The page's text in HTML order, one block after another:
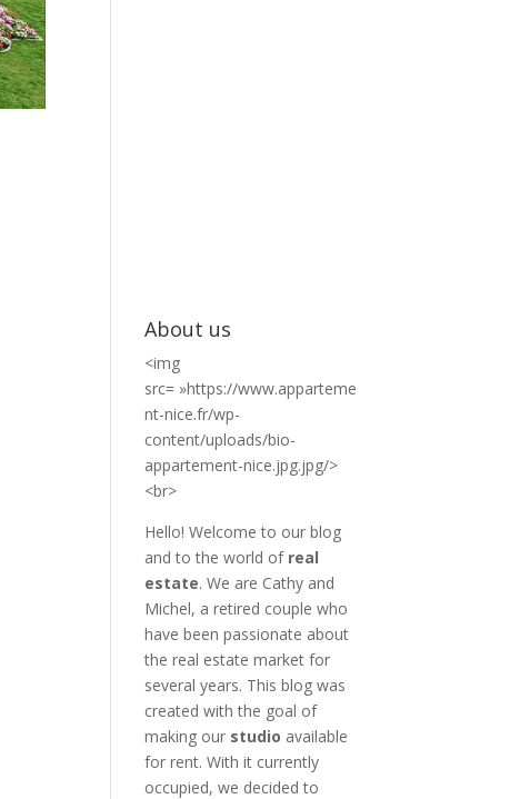
About us
<img
src= »https://www.apparteme
nt-nice.fr/wp-
content/uploads/bio-
appartement-nice.jpg.jpg/>
<br>
Hello! Welcome to our blog
and to the world of real
estate. We are Cathy and
Michel, a retired couple who
have been passionate about
the real estate market for
several years. This blog was
created with the goal of
making our studio available
for rent. With it currently
occupied, we decided to